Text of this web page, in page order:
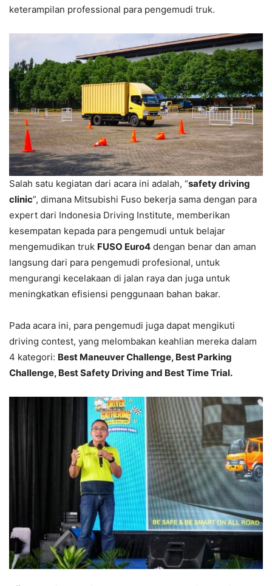
keterampilan professional para pengemudi truk.
Salah satu kegiatan dari acara ini adalah, “safety driving
clinic”, dimana Mitsubishi Fuso bekerja sama dengan para
expert dari Indonesia Driving Institute, memberikan
kesempatan kepada para pengemudi untuk belajar
mengemudikan truk FUSO Euro4 dengan benar dan aman
langsung dari para pengemudi profesional, untuk
mengurangi kecelakaan di jalan raya dan juga untuk
meningkatkan efisiensi penggunaan bahan bakar.
Pada acara ini, para pengemudi juga dapat mengikuti
driving contest, yang melombakan keahlian mereka dalam
4 kategori: Best Maneuver Challenge, Best Parking
Challenge, Best Safety Driving and Best Time Trial.